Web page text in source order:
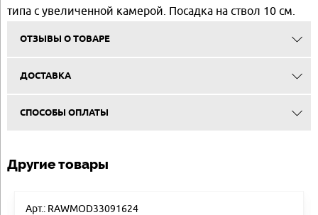
типа с увеличенной камерой. Посадка на ствол 10 см.
ОТЗЫВЫ О ТОВАРЕ
ДОСТАВКА
СПОСОБЫ ОПЛАТЫ
Другие товары
Арт.: RAWMOD33091624